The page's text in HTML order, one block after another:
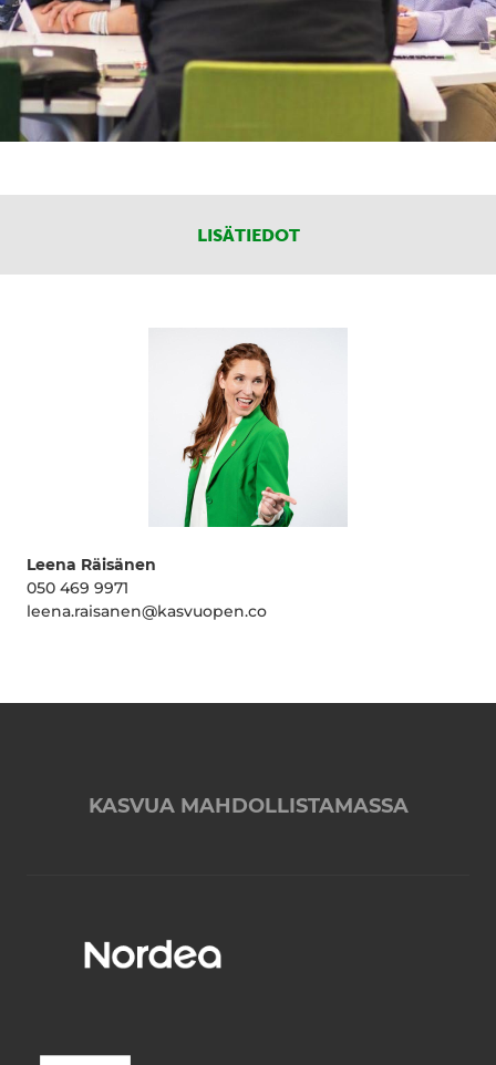
LISÄTIEDOT
Leena Räisänen
050 469 9971
leena.raisanen@kasvuopen.co
KASVUA MAHDOLLISTAMASSA